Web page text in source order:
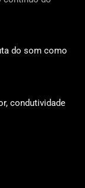
do som como
condutividade